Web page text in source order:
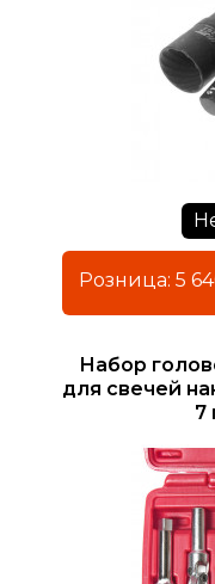
Набор
для свечей
7